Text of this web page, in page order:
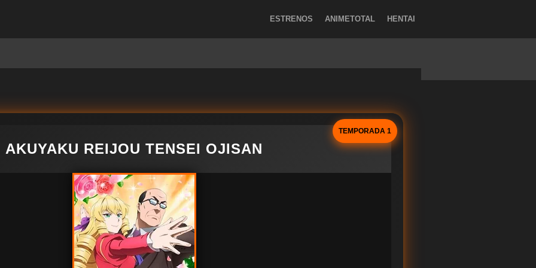
ESTRENOS ANIMETOTAL HENTAI
TEMPORADA 1
AKUYAKU REIJOU TENSEI OJISAN